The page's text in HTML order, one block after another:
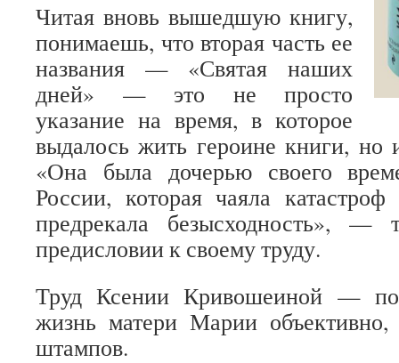
Читая вновь вышедшую книгу,
понимаешь, что вторая часть ее
названия — «Святая наших
дней» — это не просто
указание на время, в которое
выдалось жить героине книги, но
«Она была дочерью своего
России, которая чаяла
предрекала безысходность»,
предисловии к своему труду.
Труд Ксении Кривошеиной —
жизнь матери Марии объективно,
штампов.